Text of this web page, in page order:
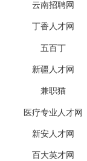
云南招聘网
丁香人才网
五百丁
新疆人才网
兼职猫
医疗专业人才网
新安人才网
百大英才网